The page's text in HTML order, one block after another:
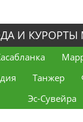
И КУРОРТЫ
Танжер
Эс-Сувейра